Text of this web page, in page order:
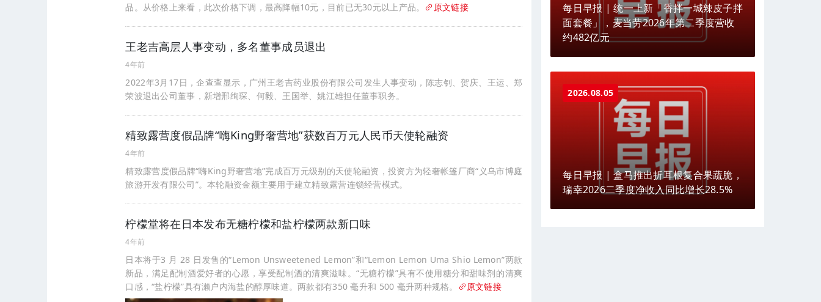
品。从价格上来看，此次价格下调，最高降幅10元，目前已无30元以上产品。
原文链接
王老吉高层人事变动，多名董事成员退出
4年前
2022年3月17日，企查查显示，广州王老吉药业股份有限公司发生人事变动，陈志钊、贺庆、王运、郑
荣波退出公司董事，新增邢绚琛、何毅、王国举、姚江雄担任董事职务。
精致露营度假品牌“嗨King野奢营地”获数百万元人民币天使轮融资
4年前
精致露营度假品牌“嗨King野奢营地”完成百万元级别的天使轮融资，投资方为轻奢帐篷厂商“义乌市博庭
旅游开发有限公司”。本轮融资金额主要用于建立精致露营连锁经营模式。
柠檬堂将在日本发布无糖柠檬和盐柠檬两款新口味
4年前
日本将于3 月 28 日发售的“Lemon Unsweetened Lemon”和“Lemon Lemon Uma Shio Lemon”两款
新品，满足配制酒爱好者的心愿，享受配制酒的清爽滋味。“无糖柠檬”具有不使用糖分和甜味剂的清爽
口感，“盐柠檬”具有濑户内海盐的醇厚味道。两款都有350 毫升和 500 毫升两种规格。
原文链接
每日早报 | 统一上新「香拌一城辣皮子拌
面套餐」，麦当劳2026年第二季度营收
约482亿元
2026.08.05
每日早报 | 盒马推出折耳根复合果蔬脆，
瑞幸2026二季度净收入同比增长28.5%